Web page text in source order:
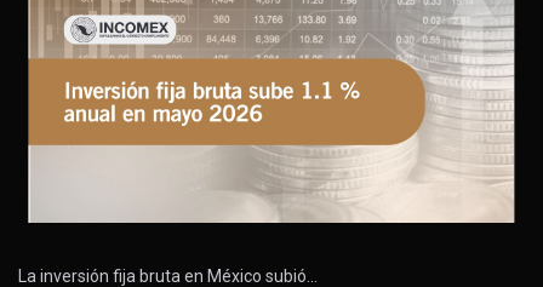
La inversión fija bruta en México subió…